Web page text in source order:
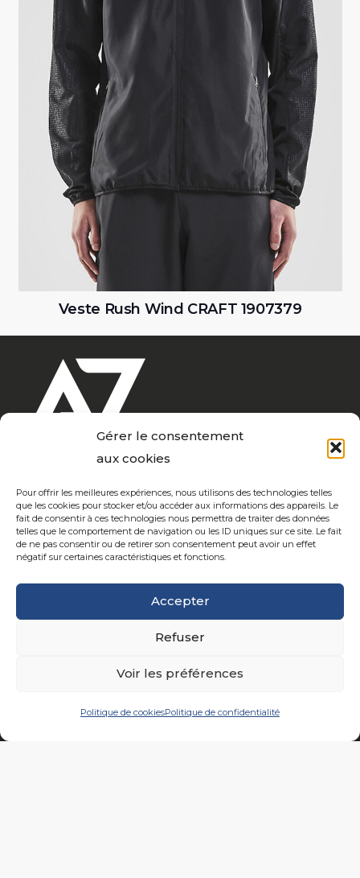
Gérer le consentement
aux cookies
Pour offrir les meilleures expériences, nous utilisons des technologies telles
que les cookies pour stocker et/ou accéder aux informations des appareils. Le
fait de consentir à ces technologies nous permettra de traiter des données
telles que le comportement de navigation ou les ID uniques sur ce site. Le fait
de ne pas consentir ou de retirer son consentement peut avoir un effet
négatif sur certaines caractéristiques et fonctions.
Accepter
Refuser
Voir les préférences
Politique de cookiesPolitique de confidentialité
Veste Rush Wind CRAFT 1907379
Notre coeur de métier depuis + de 20 ans ? Marquer vos
vêtements… À votre disposition ? Un atelier moderne où
passion et expérience ne font qu’un… Confection,
pour un accompagnement complet de vos campagnes
de communication.
Ariane 7, votre image… notre